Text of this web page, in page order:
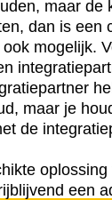
maar
dan is een
mogelijk.
maar je
de
een